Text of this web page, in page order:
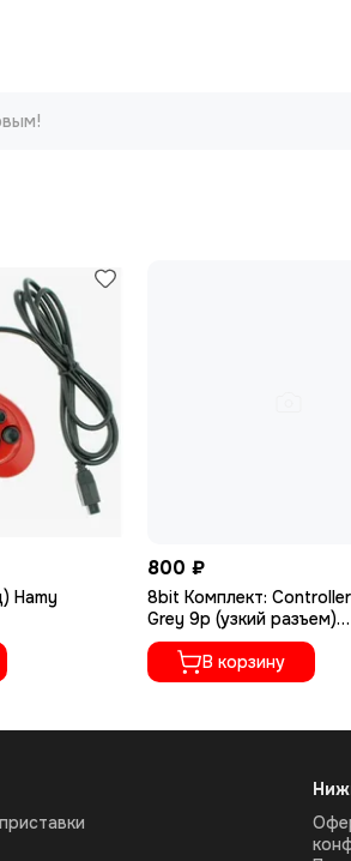
Hamy
800 ₽
8bit Комплект:
Grey 9p (узкий разъем)
2шт+Пистолет Black 9p
разъем)В корзину